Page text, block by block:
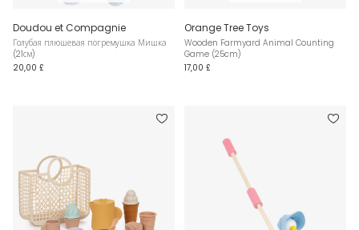
Doudou et Compagnie
Голубая плюшевая погремушка Мишка
(21см)
20,00 £
Orange Tree Toys
Wooden Farmyard Animal Counting
Game (25cm)
17,00 £